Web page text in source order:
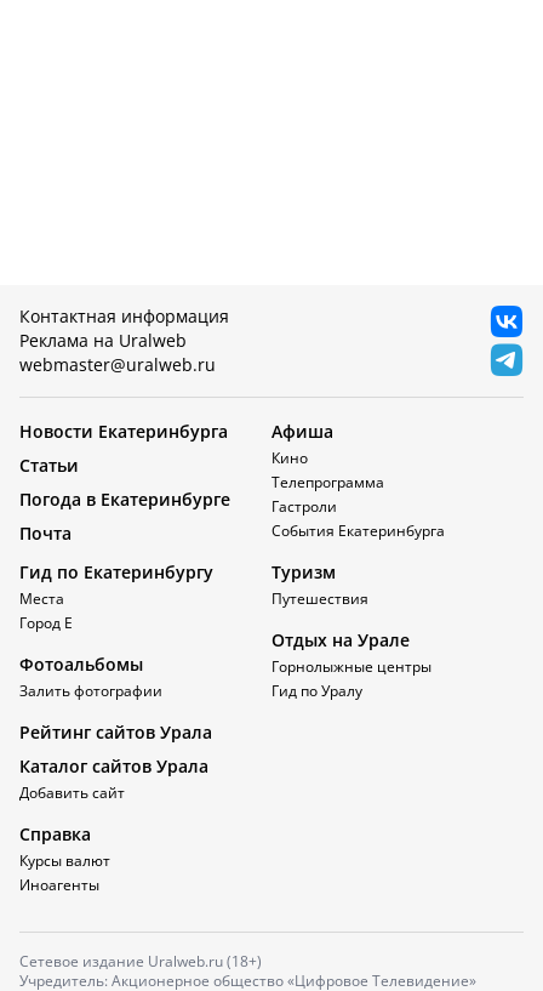
Контактная информация
Реклама на Uralweb
webmaster@uralweb.ru
Новости Екатеринбурга
Статьи
Погода в Екатеринбурге
Почта
Афиша
Кино
Телепрограмма
Гастроли
События Екатеринбурга
Гид по Екатеринбургу
Места
Город Е
Фотоальбомы
Залить фотографии
Туризм
Путешествия
Отдых на Урале
Горнолыжные центры
Гид по Уралу
Рейтинг сайтов Урала
Каталог сайтов Урала
Добавить сайт
Справка
Курсы валют
Иноагенты
Сетевое издание Uralweb.ru (18+)
Учредитель: Акционерное общество «Цифровое Телевидение»